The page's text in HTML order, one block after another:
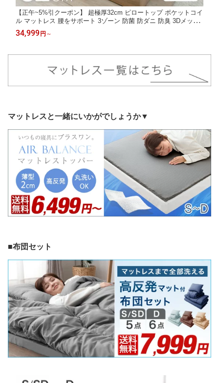
【正午~5%引クーポン】 超極厚32cm ピロートップ ポケットコイ
ル マットレス 腰をサポート 3ゾーン 防菌 防ダニ 防臭 3Dメッシ
ュ シングル セミダブル ダブル クイーン ピロートップマットレス
コイルマットレス スプリングマット ベッドマット ベッドマット
34,999 円 ～
マットレスと一緒にいかがでしょうか▼
■布団セット